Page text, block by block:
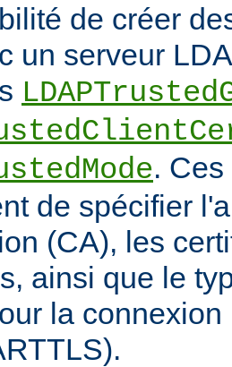
de créer
un serveur
.
de spécifier
(CA), les
ainsi que le
la